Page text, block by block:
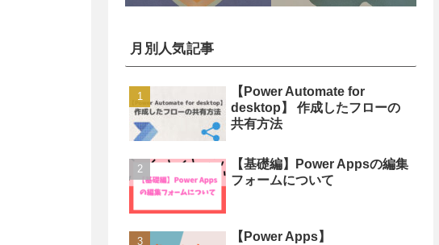
月別人気記事
【Power Automate for
desktop】 作成したフローの
共有方法
【基礎編】Power Appsの編集
フォームについて
【Power Apps】